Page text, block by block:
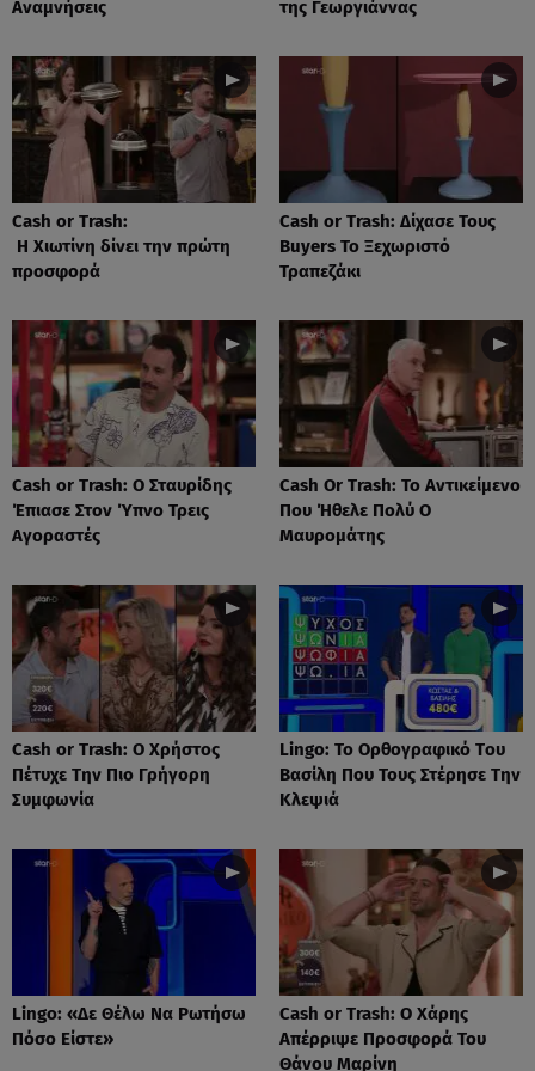
Αναμνήσεις
της Γεωργιάννας
Cash or Trash:
Η Χιωτίνη δίνει την πρώτη
προσφορά
Cash or Trash: Δίχασε Τους
Buyers Το Ξεχωριστό
Τραπεζάκι
Cash or Trash: Ο Σταυρίδης
Έπιασε Στον Ύπνο Τρεις
Αγοραστές
Cash Or Trash: Το Αντικείμενο
Που Ήθελε Πολύ Ο
Μαυρομάτης
Cash or Trash: Ο Χρήστος
Πέτυχε Την Πιο Γρήγορη
Συμφωνία
Lingo: Το Oρθογραφικό Tου
Βασίλη Που Τους Στέρησε Την
Κλεψιά
Lingo: «Δε Θέλω Να Ρωτήσω
Πόσο Είστε»
Cash or Trash: Ο Χάρης
Απέρριψε Προσφορά Του
Θάνου Μαρίνη